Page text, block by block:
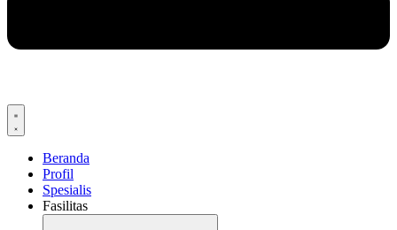
Beranda
Profil
Spesialis
Fasilitas